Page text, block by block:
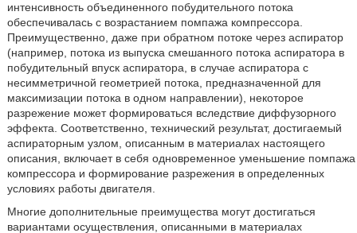
интенсивность объединенного побудительного потока
обеспечивалась с возрастанием помпажа компрессора.
Преимущественно, даже при обратном потоке через аспиратор
(например, потока из выпуска смешанного потока аспиратора в
побудительный впуск аспиратора, в случае аспиратора с
несимметричной геометрией потока, предназначенной для
максимизации потока в одном направлении), некоторое
разрежение может формироваться вследствие диффузорного
эффекта. Соответственно, технический результат, достигаемый
аспираторным узлом, описанным в материалах настоящего
описания, включает в себя одновременное уменьшение помпажа
компрессора и формирование разрежения в определенных
условиях работы двигателя.
Многие дополнительные преимущества могут достигаться
вариантами осуществления, описанными в материалах